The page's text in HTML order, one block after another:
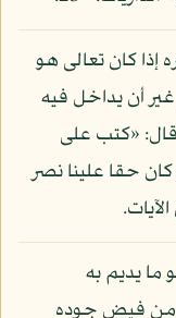
إذا كان تعالى هو
أن يداخل فيه
قال: «كتب على
- 12، و قال: «و كان حقا علينا نصر
ما يديم به
من فيض جوده